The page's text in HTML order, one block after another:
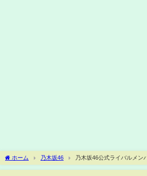
ホーム 乃木坂46 乃木坂46公式ライバルメン